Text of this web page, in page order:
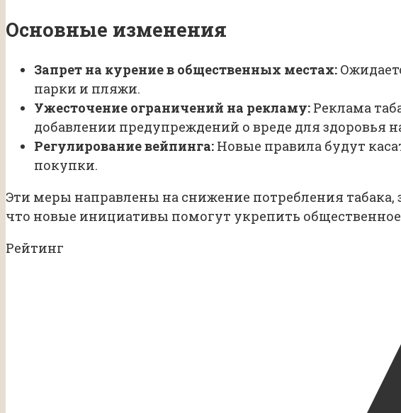
Основные изменения
Запрет на курение в общественных местах:
парки и пляжи.
Ужесточение ограничений на рекламу: Реклама
добавлении предупреждений о вреде для здоровья
Регулирование вейпинга: Новые правила будут
покупки.
Эти меры направлены на снижение потребления
что новые инициативы помогут укрепить
Рейтинг